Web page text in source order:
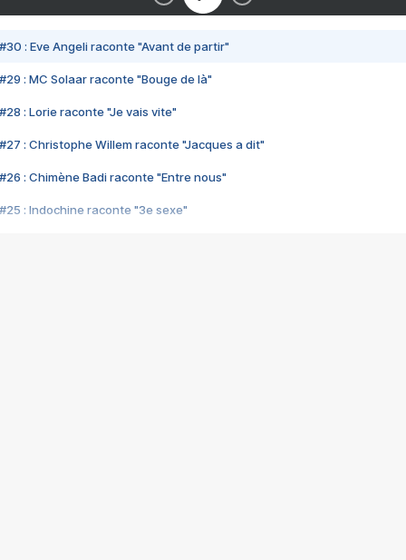
#30 : Eve Angeli raconte "Avant de partir"
#29 : MC Solaar raconte "Bouge de là"
#28 : Lorie raconte "Je vais vite"
#27 : Christophe Willem raconte "Jacques a dit"
#26 : Chimène Badi raconte "Entre nous"
#25 : Indochine raconte "3e sexe"